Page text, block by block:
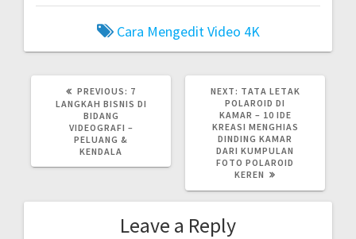
Cara Mengedit Video 4K
PREVIOUS: PREVIOUS
POST:
7
LANGKAH BISNIS DI
BIDANG
VIDEOGRAFI –
PELUANG &
KENDALA
NEXT: NEXT
POST:
TATA LETAK
POLAROID DI
KAMAR – 10 IDE
KREASI MENGHIAS
DINDING KAMAR
DARI KUMPULAN
FOTO POLAROID
KEREN
Leave a Reply